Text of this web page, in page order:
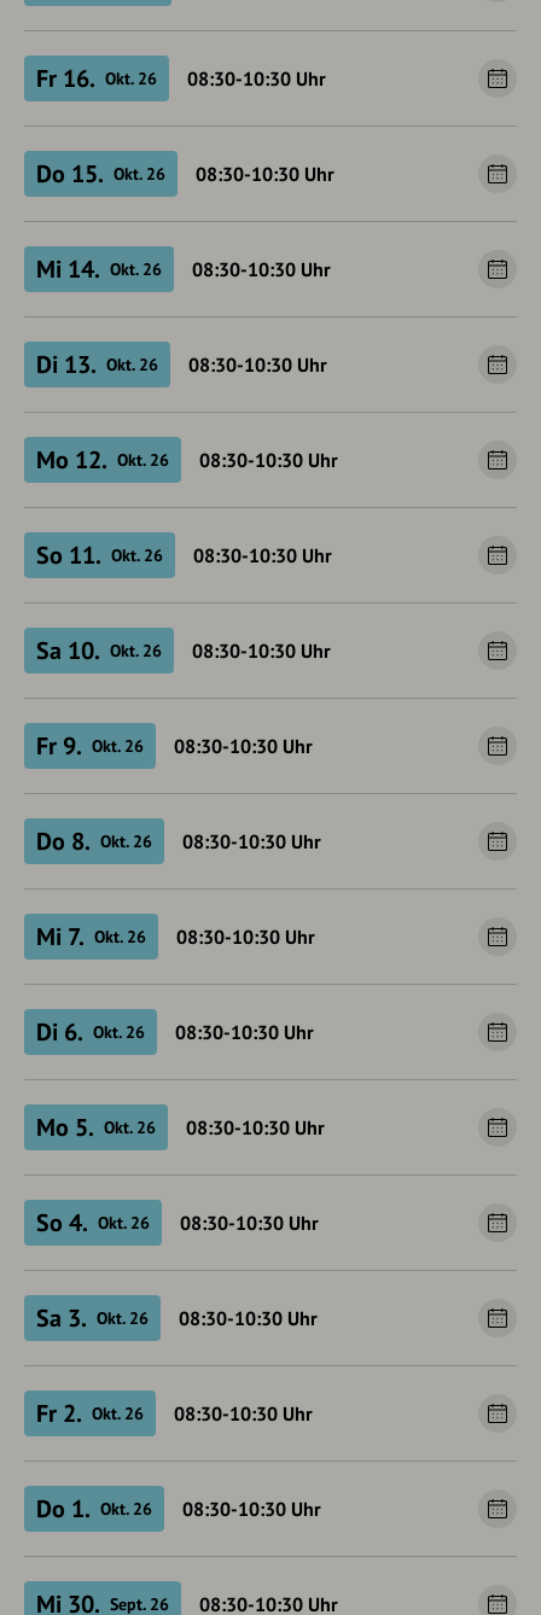
Fr 16. Okt. 26 08:30-10:30 Uhr
Do 15. Okt. 26 08:30-10:30 Uhr
Mi 14. Okt. 26 08:30-10:30 Uhr
Di 13. Okt. 26 08:30-10:30 Uhr
Mo 12. Okt. 26 08:30-10:30 Uhr
So 11. Okt. 26 08:30-10:30 Uhr
Sa 10. Okt. 26 08:30-10:30 Uhr
Fr 9. Okt. 26 08:30-10:30 Uhr
Do 8. Okt. 26 08:30-10:30 Uhr
Mi 7. Okt. 26 08:30-10:30 Uhr
Di 6. Okt. 26 08:30-10:30 Uhr
Mo 5. Okt. 26 08:30-10:30 Uhr
So 4. Okt. 26 08:30-10:30 Uhr
Sa 3. Okt. 26 08:30-10:30 Uhr
Fr 2. Okt. 26 08:30-10:30 Uhr
Do 1. Okt. 26 08:30-10:30 Uhr
Mi 30. Sept. 26 08:30-10:30 Uhr